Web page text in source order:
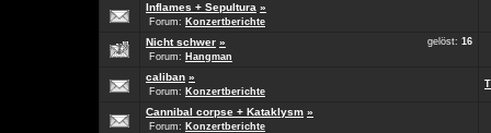
Inflames + Sepultura »
Forum: Konzertberichte
gelöst: 16
Nicht schwer »
Forum: Hangman
caliban »
Forum: Konzertberichte
Cannibal corpse + Kataklysm »
Forum: Konzertberichte